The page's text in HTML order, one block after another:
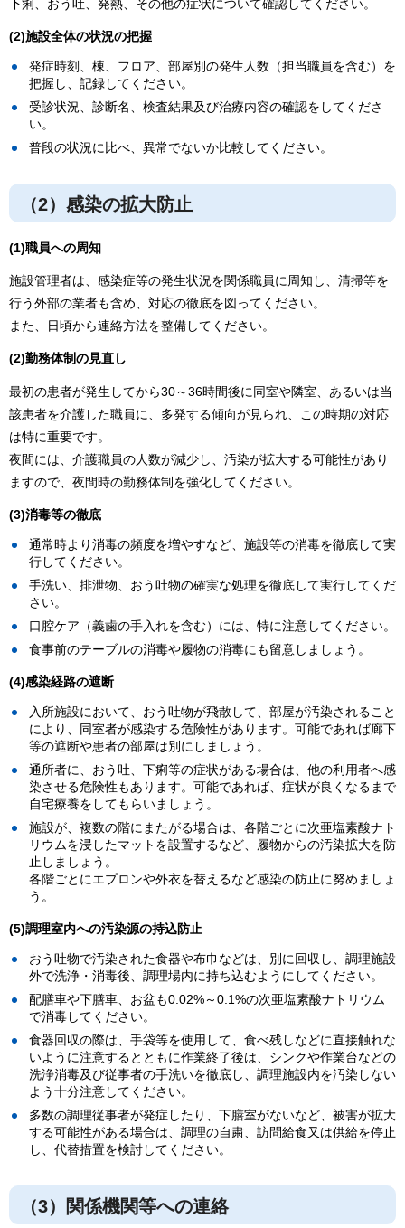
下痢、おう吐、発熱、その他の症状について確認してください。
(2)施設全体の状況の把握
発症時刻、棟、フロア、部屋別の発生人数（担当職員を含む）を
把握し、記録してください。
受診状況、診断名、検査結果及び治療内容の確認をしてくださ
い。
普段の状況に比べ、異常でないか比較してください。
（2）感染の拡大防止
(1)職員への周知
施設管理者は、感染症等の発生状況を関係職員に周知し、清掃等を
行う外部の業者も含め、対応の徹底を図ってください。
また、日頃から連絡方法を整備してください。
(2)勤務体制の見直し
最初の患者が発生してから30～36時間後に同室や隣室、あるいは当
該患者を介護した職員に、多発する傾向が見られ、この時期の対応
は特に重要です。
夜間には、介護職員の人数が減少し、汚染が拡大する可能性があり
ますので、夜間時の勤務体制を強化してください。
(3)消毒等の徹底
通常時より消毒の頻度を増やすなど、施設等の消毒を徹底して実
行してください。
手洗い、排泄物、おう吐物の確実な処理を徹底して実行してくだ
さい。
口腔ケア（義歯の手入れを含む）には、特に注意してください。
食事前のテーブルの消毒や履物の消毒にも留意しましょう。
(4)感染経路の遮断
入所施設において、おう吐物が飛散して、部屋が汚染されること
により、同室者が感染する危険性があります。可能であれば廊下
等の遮断や患者の部屋は別にしましょう。
通所者に、おう吐、下痢等の症状がある場合は、他の利用者へ感
染させる危険性もあります。可能であれば、症状が良くなるまで
自宅療養をしてもらいましょう。
施設が、複数の階にまたがる場合は、各階ごとに次亜塩素酸ナト
リウムを浸したマットを設置するなど、履物からの汚染拡大を防
止しましょう。
各階ごとにエプロンや外衣を替えるなど感染の防止に努めましょ
う。
(5)調理室内への汚染源の持込防止
おう吐物で汚染された食器や布巾などは、別に回収し、調理施設
外で洗浄・消毒後、調理場内に持ち込むようにしてください。
配膳車や下膳車、お盆も0.02%～0.1%の次亜塩素酸ナトリウム
で消毒してください。
食器回収の際は、手袋等を使用して、食べ残しなどに直接触れな
いように注意するとともに作業終了後は、シンクや作業台などの
洗浄消毒及び従事者の手洗いを徹底し、調理施設内を汚染しない
よう十分注意してください。
多数の調理従事者が発症したり、下膳室がないなど、被害が拡大
する可能性がある場合は、調理の自粛、訪問給食又は供給を停止
し、代替措置を検討してください。
（3）関係機関等への連絡